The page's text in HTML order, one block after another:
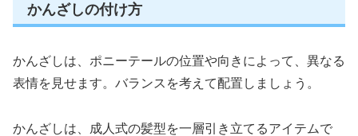
かんざしの付け方
かんざしは、ポニーテールの位置や向きによって、異なる
表情を見せます。バランスを考えて配置しましょう。
かんざしは、成人式の髪型を一層引き立てるアイテムで